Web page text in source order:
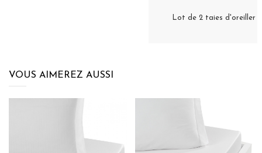
Lot de 2 taies d'oreiller
VOUS AIMEREZ AUSSI